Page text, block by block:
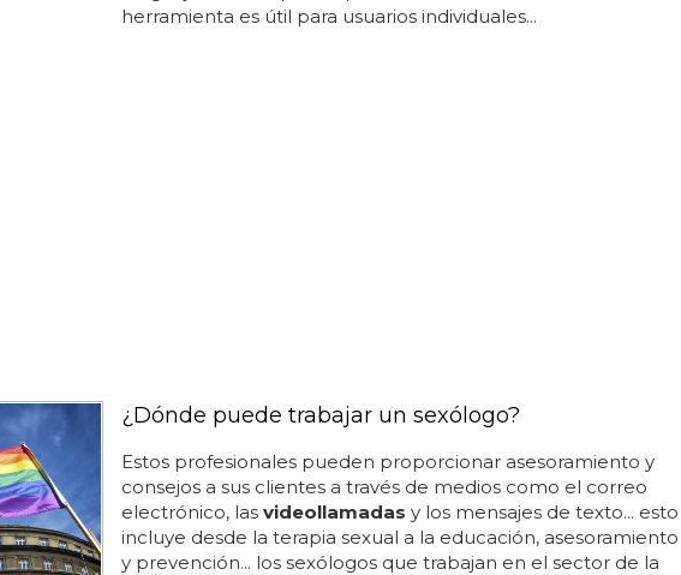
herramienta es útil para usuarios individuales...
¿Dónde puede trabajar un sexólogo?
Estos profesionales pueden proporcionar asesoramiento y
consejos a sus clientes a través de medios como el correo
electrónico, las videollamadas y los mensajes de texto... esto
incluye desde la terapia sexual a la educación, asesoramiento
y prevención... los sexólogos que trabajan en el sector de la